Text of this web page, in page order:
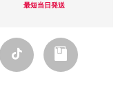
最短当日発送